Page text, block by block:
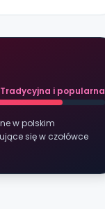
Tradycyjna i popularna
w polskim
się w czołówce